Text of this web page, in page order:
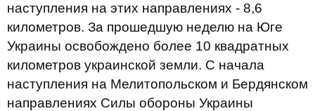
наступления на этих направлениях - 8,6
километров. За прошедшую неделю на Юге
Украины освобождено более 10 квадратных
километров украинской земли. С начала
наступления на Мелитопольском и Бердянском
направлениях Силы обороны Украины